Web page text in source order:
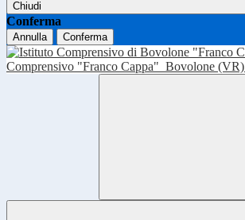
Chiudi
Conferma
Annulla Conferma
Comprensivo "Franco Cappa" Bovolone (VR)